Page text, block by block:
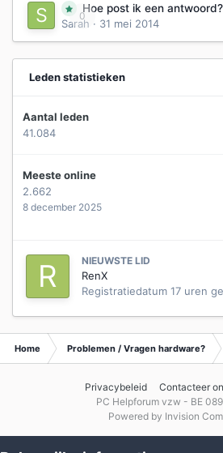
0
Hoe post ik een antwoord?
Sarah · 31 mei 2014
Leden statistieken
Aantal leden
41.084
Meeste online
2.662
8 december 2025
NIEUWSTE LID
RenX
Registratiedatum 17 uren
Home Problemen / Vragen hardware?
Privacybeleid Contacteer
PC Helpforum vzw - BE
Powered by Invision